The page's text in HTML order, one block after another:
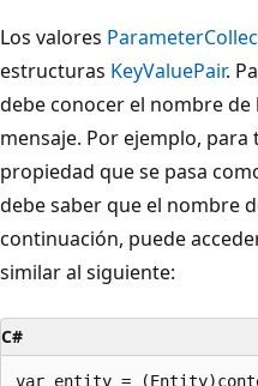
Los valores
estructuras KeyValuePair.
debe conocer el nombre
mensaje. Por ejemplo, para
propiedad que se pasa
debe saber que el nombre
continuación, puede
similar al siguiente:
C#